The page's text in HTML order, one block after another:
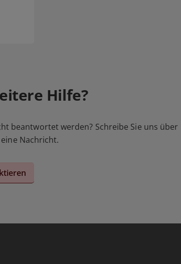
Hilfe?
beantwortet werden? Schreibe Sie uns über
eine Nachricht.